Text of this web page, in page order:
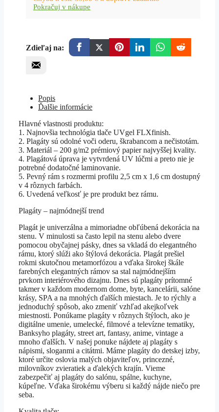
Pokračuj v nákupe
Zdieľaj na:
Popis
Ďalšie informácie
Hlavné vlastnosti produktu:
1. Najnovšia technológia tlače UVgel FLXfinish.
2. Plagáty sú odolné voči oderu, škrabancom a nečistotám.
3. Materiál – 200 g/m2 prémiový papier najvyššej kvality.
4. Plagátová úprava je vytvrdená UV lúčmi a preto nie je
potrebné dodatočné laminovanie.
5. Pevný rám s rozmermi profilu 2,5 cm x 1,6 cm dostupný
v 4 rôznych farbách.
6. Uvedená veľkosť je pre produkt bez rámu.
Plagáty – najmódnejší trend
Plagát je univerzálna a mimoriadne obľúbená dekorácia na
stenu. V minulosti sa často lepil na stenu alebo dvere
pomocou obyčajnej pásky, dnes sa vkladá do elegantného
rámu, ktorý slúži ako štýlová dekorácia. Plagát prešiel
rokmi skutočnou metamorfózou a vďaka širokej škále
farebných elegantných rámov sa stal najmódnejším
prvkom interiérového dizajnu. Dnes sú plagáty prítomné
takmer v každom modernom dome, byte, kancelárii, salóne
krásy, SPA a na mnohých ďalších miestach. Je to rýchly a
jednoduchý spôsob, ako zmeniť vzhľad akejkoľvek
miestnosti. Ponúkame plagáty v rôznych štýloch, ako je
digitálne umenie, umelecké, filmové a televízne tematiky,
Banksyho plagáty, street art, fantasy, anime, vintage a
mnoho ďalších. V našej ponuke nájdete aj plagáty s
nápismi, sloganmi a citátmi. Máme plagáty do detskej izby,
ktoré určite oslovia malých objaviteľov, princezné,
milovníkov zvieratiek a ďalekých krajín. Vieme
zabezpečiť aj plagáty do salónu, spálne, kuchyne,
kúpeľne. Vďaka širokému výberu si každý nájde niečo pre
seba.